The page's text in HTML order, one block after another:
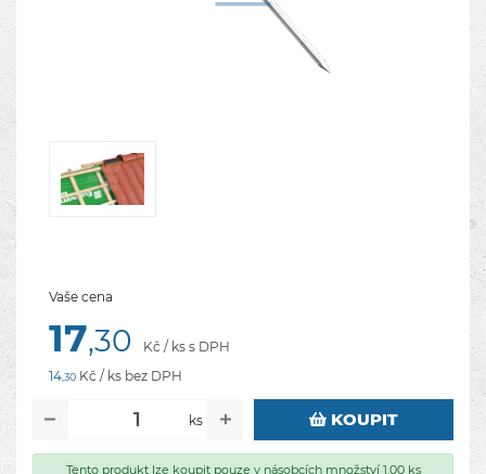
Vaše cena
17,30
Kč / ks s DPH
14,30 Kč / ks bez DPH
ks KOUPIT
Tento produkt lze koupit pouze v násobcích množství 1.00 ks